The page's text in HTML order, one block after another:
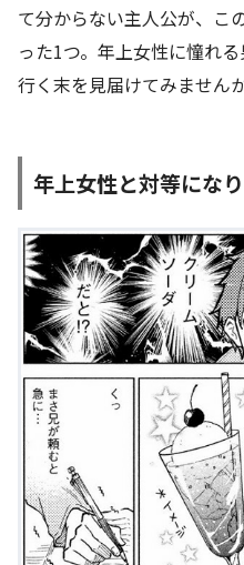
て分からない主人公が、こ
った1つ。年上女性に憧れ
行く末を見届けてみません
年上女性と対等にな